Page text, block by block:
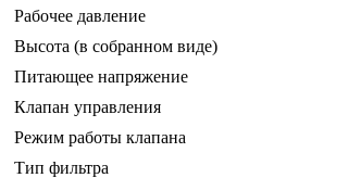
Рабочее давление
Высота (в собранном виде)
Питающее напряжение
Клапан управления
Режим работы клапана
Тип фильтра